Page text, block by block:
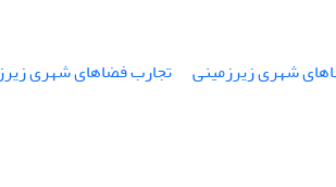
شهری زیرزمینی
تجارب فضاهای شهری